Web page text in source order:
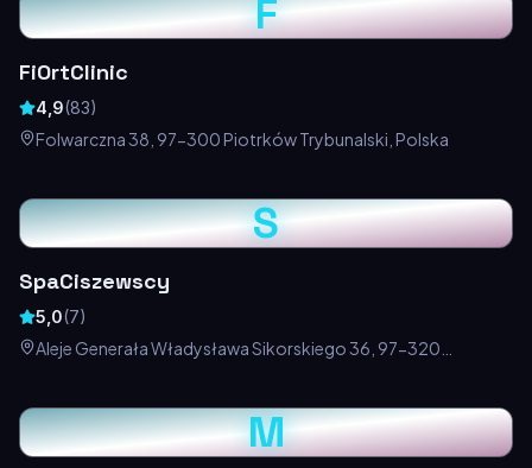
F
FiOrtClinic
4,9(83)
Folwarczna 38, 97-300 Piotrków Trybunalski, Polska
S
SpaCiszewscy
5,0(7)
Aleje Generała Władysława Sikorskiego 36, 97-320
M